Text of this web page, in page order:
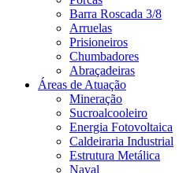
Barra Roscada 3/8
Arruelas
Prisioneiros
Chumbadores
Abraçadeiras
Áreas de Atuação
Mineração
Sucroalcooleiro
Energia Fotovoltaica
Caldeiraria Industrial
Estrutura Metálica
Naval